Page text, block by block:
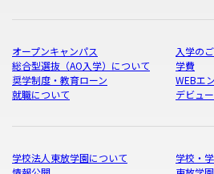
オープンキャンパス
入学の
総合型選抜（AO入学）について
学費
奨学制度・教育ローン
WEBエ
就職について
デビュ
学校法人東放学園について
学校・